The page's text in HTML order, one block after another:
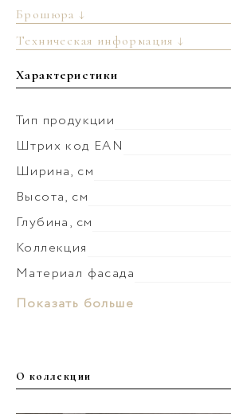
Брошюра ↓
Техническая информация ↓
Характеристики
Тип продукции
Штрих код EAN
Ширина, см
Высота, см
Глубина, см
Коллекция
Материал фасада
Вес мебели, кг
Показать больше
О коллекции